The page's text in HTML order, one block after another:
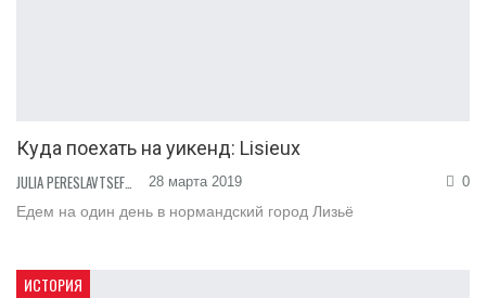
Куда поехать на уикенд: Lisieux
JULIA PERESLAVTSEFF 28 марта 2019 0
Едем на один день в нормандский город Лизьё
ИСТОРИЯ